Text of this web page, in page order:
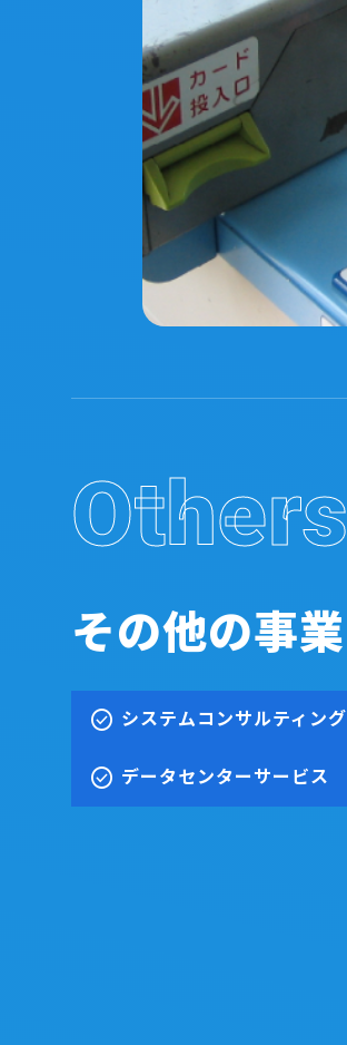
Others
その他の事業
check_circle システムコンサルティング
check_circle データセンターサービス